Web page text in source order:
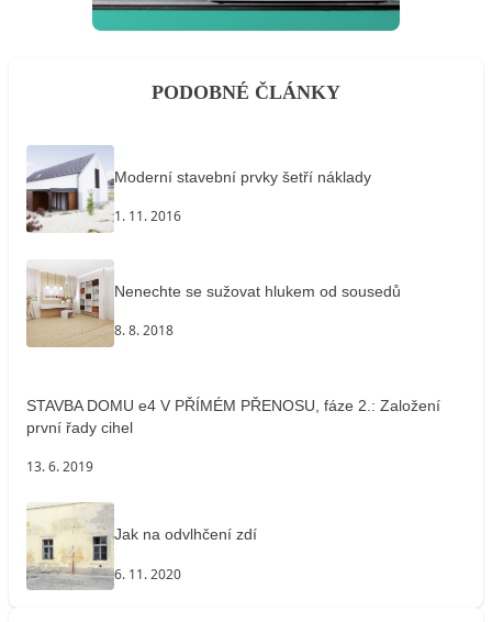
PODOBNÉ ČLÁNKY
Moderní stavební prvky šetří náklady
1. 11. 2016
Nenechte se sužovat hlukem od sousedů
8. 8. 2018
STAVBA DOMU e4 V PŘÍMÉM PŘENOSU, fáze 2.: Založení
první řady cihel
13. 6. 2019
Jak na odvlhčení zdí
6. 11. 2020